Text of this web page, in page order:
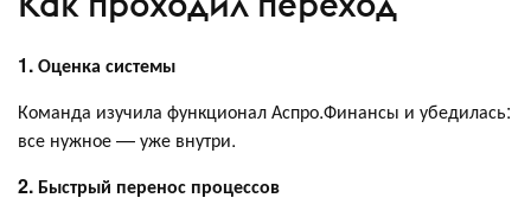
1. Оценка системы
Команда изучила функционал Аспро.Финансы и убедилась:
все нужное — уже внутри.
2. Быстрый перенос процессов